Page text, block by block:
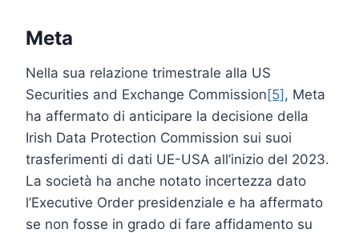
Meta
Nella sua relazione trimestrale alla US
Securities and Exchange Commission[5], Meta
ha affermato di anticipare la decisione della
Irish Data Protection Commission sui suoi
trasferimenti di dati UE-USA all’inizio del 2023.
La società ha anche notato incertezza dato
l’Executive Order presidenziale e ha affermato
se non fosse in grado di fare affidamento su